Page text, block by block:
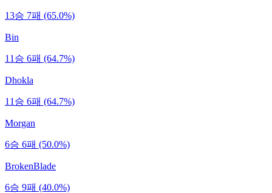
13승 7패 (65.0%)
Bin
11승 6패 (64.7%)
Dhokla
11승 6패 (64.7%)
Morgan
6승 6패 (50.0%)
BrokenBlade
6승 9패 (40.0%)